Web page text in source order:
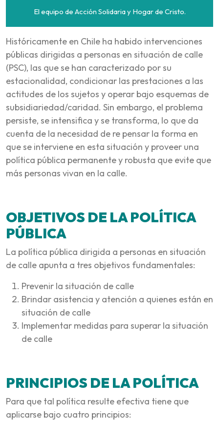
El equipo de Acción Solidaria y Hogar de Cristo.
Históricamente en Chile ha habido intervenciones
públicas dirigidas a personas en situación de calle
(PSC), las que se han caracterizado por su
estacionalidad, condicionar las prestaciones a las
actitudes de los sujetos y operar bajo esquemas de
subsidiariedad/caridad. Sin embargo, el problema
persiste, se intensifica y se transforma, lo que da
cuenta de la necesidad de re pensar la forma en
que se interviene en esta situación y proveer una
política pública permanente y robusta que evite que
más personas vivan en la calle.
OBJETIVOS DE LA POLÍTICA
PÚBLICA
La política pública dirigida a personas en situación
de calle apunta a tres objetivos fundamentales:
Prevenir la situación de calle
Brindar asistencia y atención a quienes están en
situación de calle
Implementar medidas para superar la situación
de calle
PRINCIPIOS DE LA POLÍTICA
Para que tal política resulte efectiva tiene que
aplicarse bajo cuatro principios: